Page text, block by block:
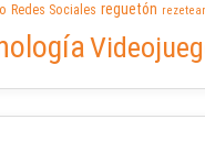
Redes Sociales reguetón